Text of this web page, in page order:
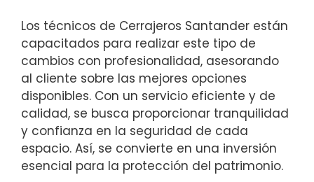
Los técnicos de Cerrajeros Santander están
capacitados para realizar este tipo de
cambios con profesionalidad, asesorando
al cliente sobre las mejores opciones
disponibles. Con un servicio eficiente y de
calidad, se busca proporcionar tranquilidad
y confianza en la seguridad de cada
espacio. Así, se convierte en una inversión
esencial para la protección del patrimonio.